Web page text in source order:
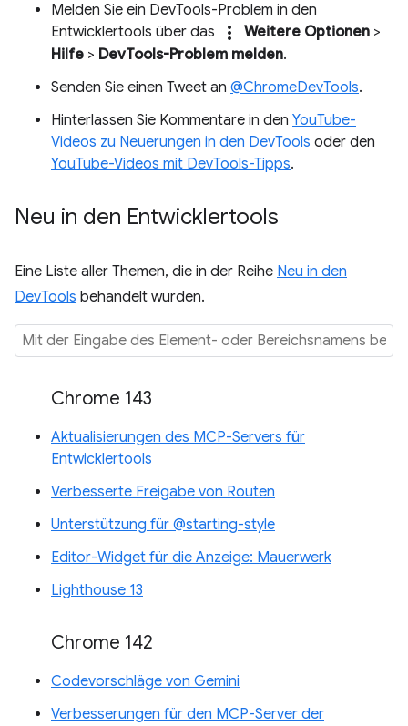
Melden Sie ein DevTools-Problem in den
Entwicklertools über das
more_vert Weitere Optionen >
Hilfe > DevTools-Problem melden.
Senden Sie einen Tweet an @ChromeDevTools.
Hinterlassen Sie Kommentare in den YouTube-
Videos zu Neuerungen in den DevTools oder den
YouTube-Videos mit DevTools-Tipps.
Neu in den Entwicklertools
Eine Liste aller Themen, die in der Reihe Neu in den
DevTools behandelt wurden.
Chrome 143
Aktualisierungen des MCP-Servers für
Entwicklertools
Verbesserte Freigabe von Routen
Unterstützung für @starting-style
Editor-Widget für die Anzeige: Mauerwerk
Lighthouse 13
Chrome 142
Codevorschläge von Gemini
Verbesserungen für den MCP-Server der